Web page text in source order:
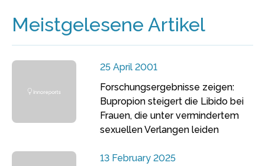
Meistgelesene Artikel
25 April 2001
Forschungsergebnisse zeigen:
Bupropion steigert die Libido bei
Frauen, die unter vermindertem
sexuellen Verlangen leiden
13 February 2025